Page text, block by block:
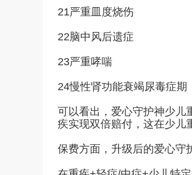
21严重皿度烧伤
22脑中风后遗症
23严重哮喘
24慢性肾功能衰竭尿毒症期
可以看出，爱心守护神少儿
疾实现双倍赔付，这在少儿
保费方面，升级后的爱心守